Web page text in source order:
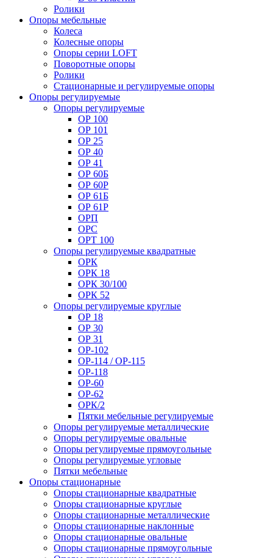
Ролики
Опоры мебельные
Колеса
Колесные опоры
Опоры серии LOFT
Поворотные опоры
Ролики
Стационарные и регулируемые опоры
Опоры регулируемые
Опоры регулируемые
ОР 100
ОР 101
ОР 25
ОР 40
ОР 41
ОР 60Б
ОР 60Р
ОР 61Б
ОР 61Р
ОРП
ОРС
ОРТ 100
Опоры регулируемые квадратные
ОРК
ОРК 18
ОРК 30/100
ОРК 52
Опоры регулируемые круглые
ОР 18
ОР 30
ОР 31
ОР-102
ОР-114 / ОР-115
ОР-118
ОР-60
ОР-62
ОРК/2
Пятки мебельные регулируемые
Опоры регулируемые металлические
Опоры регулируемые овальные
Опоры регулируемые прямоугольные
Опоры регулируемые угловые
Пятки мебельные
Опоры стационарные
Опоры стационарные квадратные
Опоры стационарные круглые
Опоры стационарные металлические
Опоры стационарные наклонные
Опоры стационарные овальные
Опоры стационарные прямоугольные